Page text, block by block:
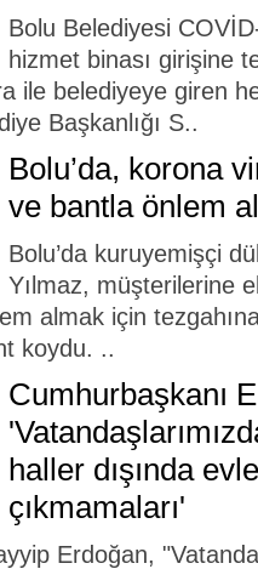
Bolu Belediyesi
hizmet binası girişine
ile belediyeye giren
Başkanlığı S..
Bolu’da, korona
ve bantla önlem
Bolu’da kuruyemişçi
Yılmaz, müşterilerine
almak için
koydu. ..
Cumhurbaşkanı
haller dışında
çıkmamaları'
Erdoğan,